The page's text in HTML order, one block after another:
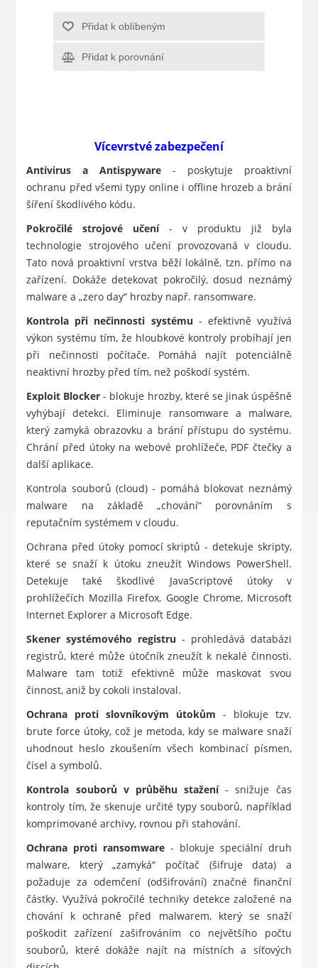
Přidat k oblíbeným
Přidat k porovnání
Vícevrstvé zabezpečení
Antivirus a Antispyware - poskytuje proaktivní
ochranu před všemi typy online i offline hrozeb a brání
šíření škodlivého kódu.
Pokročilé strojové učení- v produktu již byla
technologie strojového učení provozovaná v cloudu.
Tato nová proaktivní vrstva běží lokálně, tzn. přímo na
zařízení. Dokáže detekovat pokročilý, dosud neznámý
malware a „zero day“ hrozby např. ransomware.
Kontrola při nečinnosti systému - efektivně využívá
výkon systému tím, že hloubkové kontroly probíhají jen
při nečinnosti počítače. Pomáhá najít potenciálně
neaktivní hrozby před tím, než poškodí systém.
Exploit Blocker - blokuje hrozby, které se jinak úspěšně
vyhýbají detekci. Eliminuje ransomware a malware,
který zamyká obrazovku a brání přístupu do systému.
Chrání před útoky na webové prohlížeče, PDF čtečky a
další aplikace.
Kontrola souborů (cloud) - pomáhá blokovat neznámý
malware na základě „chování“ porovnáním s
reputačním systémem v cloudu.
Ochrana před útoky pomocí skriptů - detekuje skripty,
které se snaží k útoku zneužít Windows PowerShell.
Detekuje také škodlivé JavaScriptové útoky v
prohlížečích Mozilla Firefox, Google Chrome, Microsoft
Internet Explorer a Microsoft Edge.
Skener systémového registru - prohledává databázi
registrů, které může útočník zneužít k nekalé činnosti.
Malware tam totiž efektivně může maskovat svou
činnost, aniž by cokoli instaloval.
Ochrana proti slovníkovým útokům - blokuje tzv.
brute force útoky, což je metoda, kdy se malware snaží
uhodnout heslo zkoušením všech kombinací písmen,
čísel a symbolů.
Kontrola souborů v průběhu stažení- snižuje čas
kontroly tím, že skenuje určité typy souborů, například
komprimované archivy, rovnou při stahování.
Ochrana proti ransomware - blokuje speciální druh
malware, který „zamyká“ počítač (šifruje data) a
požaduje za odemčení (odšifrování) značné finanční
částky. Využívá pokročilé techniky detekce založené na
chování k ochraně před malwarem, který se snaží
poškodit zařízení zašifrováním co největšího počtu
souborů, které dokáže najít na místních a síťových